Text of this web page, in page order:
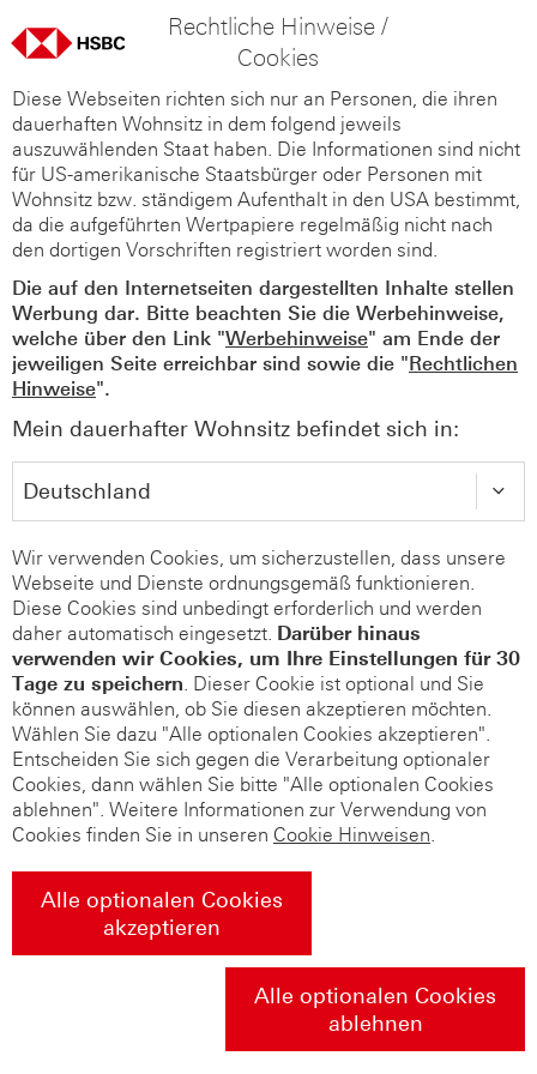
Rechtliche Hinweise /
Cookies
Diese Webseiten richten sich nur an Personen, die ihren
dauerhaften Wohnsitz in dem folgend jeweils
auszuwählenden Staat haben. Die Informationen sind nicht
für US-amerikanische Staatsbürger oder Personen mit
Wohnsitz bzw. ständigem Aufenthalt in den USA bestimmt,
da die aufgeführten Wertpapiere regelmäßig nicht nach
den dortigen Vorschriften registriert worden sind.
Die auf den Internetseiten dargestellten Inhalte stellen
Werbung dar. Bitte beachten Sie die Werbehinweise,
welche über den Link "Werbehinweise" am Ende der
jeweiligen Seite erreichbar sind sowie die "Rechtlichen
Hinweise".
Mein dauerhafter Wohnsitz befindet sich in:
Wir verwenden Cookies, um sicherzustellen, dass unsere
Webseite und Dienste ordnungsgemäß funktionieren.
Diese Cookies sind unbedingt erforderlich und werden
daher automatisch eingesetzt. Darüber hinaus
verwenden wir Cookies, um Ihre Einstellungen für 30
Tage zu speichern. Dieser Cookie ist optional und Sie
können auswählen, ob Sie diesen akzeptieren möchten.
Wählen Sie dazu "Alle optionalen Cookies akzeptieren".
Entscheiden Sie sich gegen die Verarbeitung optionaler
Cookies, dann wählen Sie bitte "Alle optionalen Cookies
ablehnen". Weitere Informationen zur Verwendung von
Cookies finden Sie in unseren Cookie Hinweisen.
Alle optionalen Cookies
akzeptieren
Alle optionalen Cookies
ablehnen